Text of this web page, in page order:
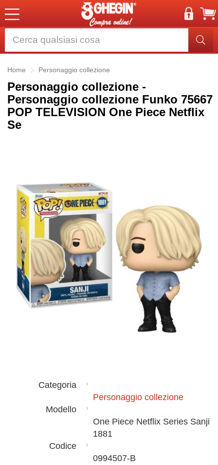
Home Personaggio collezione
Personaggio collezione -
Personaggio collezione Funko 75667
POP TELEVISION One Piece Netflix
Se
Categoria
Personaggio collezione
Modello
One Piece Netflix Series Sanji
1881
Codice
0994507-B